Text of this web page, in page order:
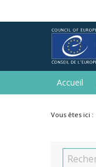
Accueil
Vous êtes ici :